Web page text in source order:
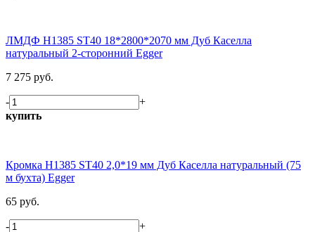
ЛМДФ H1385 ST40 18*2800*2070 мм Дуб Каселла
натуральный 2-сторонний Egger
7 275 руб.
-
+
купить
Кромка H1385 ST40 2,0*19 мм Дуб Каселла натуральный (75
м бухта) Egger
65 руб.
- +